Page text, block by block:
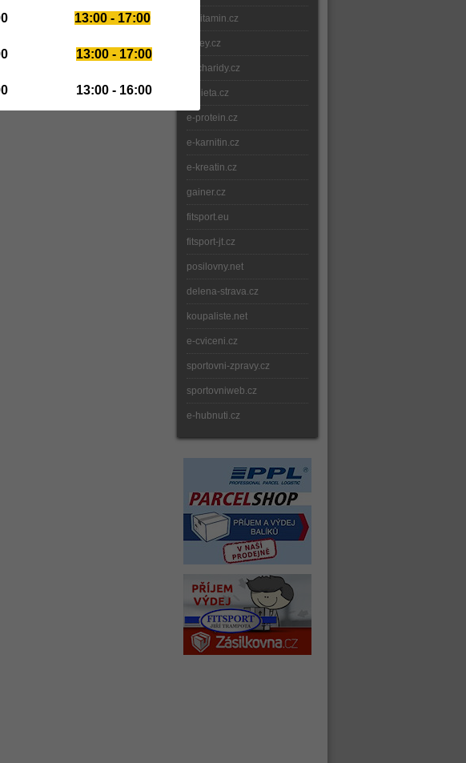
e-vitamin.cz
whey.cz
sacharidy.cz
e-dieta.cz
e-protein.cz
e-karnitin.cz
e-kreatin.cz
gainer.cz
fitsport.eu
fitsport-jt.cz
posilovny.net
delena-strava.cz
koupaliste.net
e-cviceni.cz
sportovni-zpravy.cz
sportovniweb.cz
e-hubnuti.cz
13:00 - 17:00
13:00 - 17:00
13:00 - 16:00